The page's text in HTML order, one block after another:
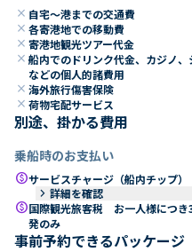
close 自宅～港までの交通費
close 各寄港地での移動費
close 寄港地観光ツアー代金
close 船内でのドリンク代金、カジノ
などの個人的諸費用
close 海外旅行傷害保険
close 荷物宅配サービス
別途、掛かる費用
乗船時のお支払い
paidサービスチャージ（船内チップ）
keyboard_arrow_right 詳細を確認
paid国際観光旅客税 お一人様につ
発のみ
事前予約できるパッケージ